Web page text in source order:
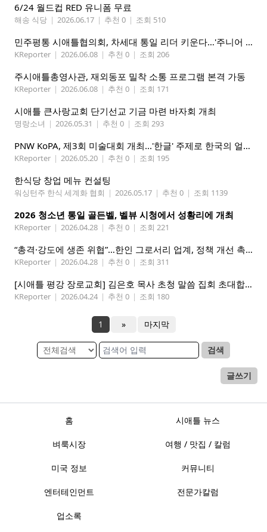
6/24 월드컵 RED 유니폼 무료
해송 식당 | 2026.06.17 | 추천 0 | 조회 510
민주평통 시애틀협의회, 차세대 통일 리더 키운다…'주니어 평통' 발대식 성황리 개최
KReporter | 2026.06.08 | 추천 0 | 조회 206
주시애틀총영사관, 재외동포 밀착 소통 프로그램 본격 가동
KReporter | 2026.06.08 | 추천 0 | 조회 171
시애틀 큰사랑교회 단기선교 기금 마련 바자회 개최
명랑소녀 | 2026.05.31 | 추천 0 | 조회 293
PNW KoPA, 제3회 미술대회 개최...'한글' 주제로 한국의 얼을 담는다
KReporter | 2026.05.20 | 추천 0 | 조회 195
한식당 창업 메뉴 컨설팅
워싱턴주 한식 세계화 협회 | 2026.05.17 | 추천 0 | 조회 1139
2026 청소년 통일 골든벨, 벨뷰 시청에서 성황리에 개최
KReporter | 2026.04.28 | 추천 0 | 조회 221
“총격·강도에 생존 위협”…한인 그로서리 업계, 정책 개선 촉구
KReporter | 2026.04.28 | 추천 0 | 조회 311
[시애틀 평강 장로교회] 김은호 목사 초청 말씀 집회 초대합니다 5/3-5
KReporter | 2026.04.24 | 추천 0 | 조회 180
1 » 마지막
검색
글쓰기
홈 시애틀 뉴스
벼룩시장 여행 / 맛집 / 칼럼
미국 정보 커뮤니티
엔터테인먼트 전문가칼럼
업소록